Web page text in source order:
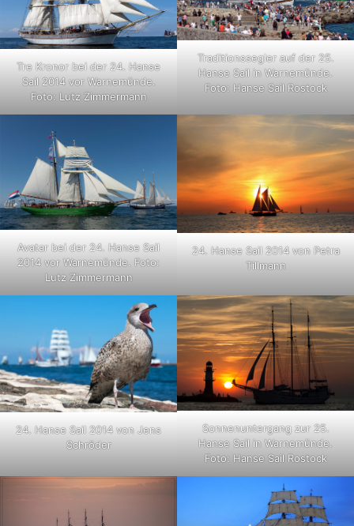
Tre Kronor bei der 24. Hanse
Sail 2014 vor Warnemünde.
Foto: Lutz Zimmermann
Traditionssegler auf der 25.
Hanse Sail in Warnemünde.
Foto: Hanse Sail Rostock
Avatar bei der 24. Hanse Sail
2014 vor Warnemünde. Foto:
Lutz Zimmermann
24. Hanse Sail 2014 von Petra
Tillmann
24. Hanse Sail 2014 von Jens
Schröder
Sonnenuntergang zur 25.
Hanse Sail in Warnemünde.
Foto: Hanse Sail Rostock